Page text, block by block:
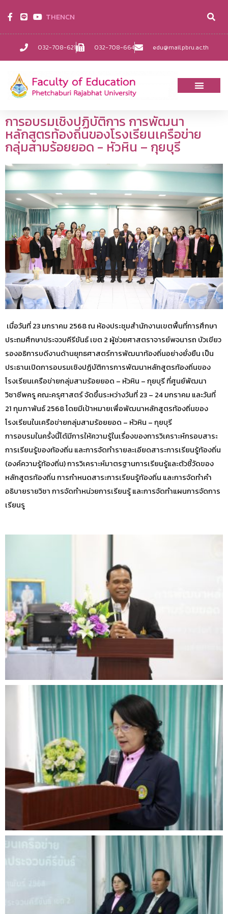
032-708-621 032-708-664 edu@mail.pbru.ac.th
THENCN
การอบรมเชิงปฏิบัติการ การพัฒนา
หลักสูตรท้องถิ่นของโรงเรียนเครือข่าย
กลุ่มสามร้อยยอด - หัวหิน – กุยบุรี
เมื่อวันที่ 23 มกราคม 2568 ณ ห้องประชุมสำนักงานเขตพื้นที่การศึกษา
ประถมศึกษาประจวบคีรีขันธ์ เขต 2 ผู้ช่วยศาสตราจารย์พจนารถ บัวเขียว
รองอธิการบดีงานด้านยุทธศาสตร์การพัฒนาท้องถิ่นอย่างยั่งยืน เป็น
ประธานเปิดการอบรมเชิงปฏิบัติการการพัฒนาหลักสูตรท้องถิ่นของ
โรงเรียนเครือข่ายกลุ่มสามร้อยยอด – หัวหิน – กุยบุรี ที่ศูนย์พัฒนา
วิชาชีพครู คณะครุศาสตร์ จัดขึ้นระหว่างวันที่ 23 – 24 มกราคม และวันที่
21 กุมภาพันธ์ 2568 โดยมีเป้าหมายเพื่อพัฒนาหลักสูตรท้องถิ่นของ
โรงเรียนในเครือข่ายกลุ่มสามร้อยยอด – หัวหิน – กุยบุรี
การอบรมในครั้งนี้ได้มีการให้ความรู้ในเรื่องของการวิเคราะห์กรอบสาระ
การเรียนรู้ของท้องถิ่น และการจัดทำรายละเอียดสาระการเรียนรู้ท้องถิ่น
(องค์ความรู้ท้องถิ่น) การวิเคราะห์มาตรฐานการเรียนรู้และตัวชี้วัดของ
หลักสูตรท้องถิ่น การกำหนดสาระการเรียนรู้ท้องถิ่น และการจัดทำคำ
อธิบายรายวิชา การจัดทำหน่วยการเรียนรู้ และการจัดทำแผนการจัดการ
เรียนรู